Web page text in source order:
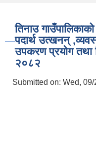
तिनाउ
पदार्थ उत्खनन्
उपकरण प्रयोग तथा
२०८२
Submitted on: Wed,